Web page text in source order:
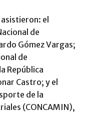
el
de
Gómez Vargas;
de
República
Castro; y el
de la
(CONCAMIN),